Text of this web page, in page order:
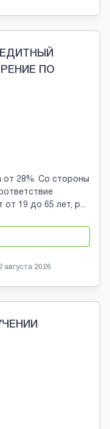
ПО
от 28%. Со стороны
от 19 до 65 лет, р...
августа 2026